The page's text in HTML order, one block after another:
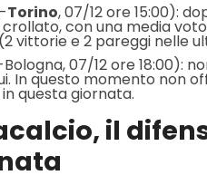
Torino, 07/12 ore 15:00):
con una media
vittorie e 2 pareggi nelle
07/12 ore 18:00):
In questo momento non
questa giornata.
il